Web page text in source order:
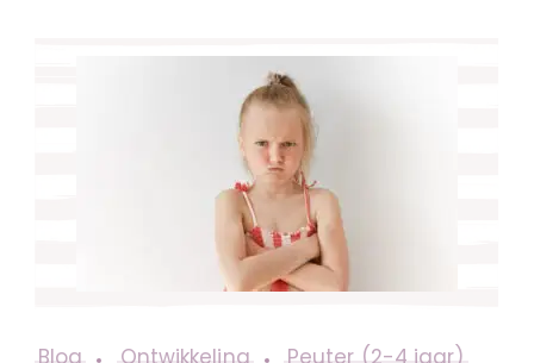
Blog Ontwikkeling Peuter (2-4 jaar)